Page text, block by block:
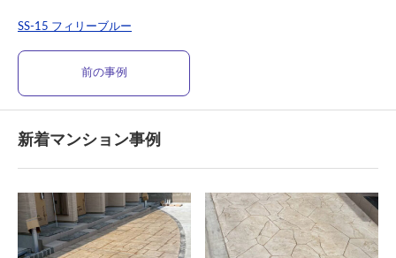
SS-15 フィリーブルー
前の事例
新着マンション事例